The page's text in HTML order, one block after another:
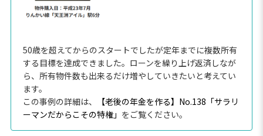
50歳を超えてからのスタートでしたが定年までに複数所有
する目標を達成できました。ローンを繰り上げ返済しなが
ら、所有物件数も出来るだけ増やしていきたいと考えてい
ます。
この事例の詳細は、
【老後の年金を作る】No.138「サラリ
ーマンだからこその特権」 をご覧ください。